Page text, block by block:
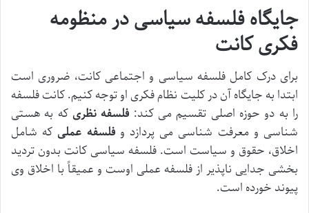
جایگاه فلسفه سیاسی در منظومه
فکری کانت
برای درک کامل فلسفه سیاسی و اجتماعی کانت، ضروری است
ابتدا به جایگاه آن در کلیت نظام فکری او توجه کنیم. کانت فلسفه
را به دو حوزه اصلی تقسیم می کند: فلسفه نظری که به هستی
شناسی و معرفت شناسی می پردازد وفلسفه عملی که شامل
اخلاق، حقوق و سیاست است. فلسفه سیاسی کانت بدون تردید
بخشی جدایی ناپذیر از فلسفه عملی اوست و عمیقاً با اخلاق وی
پیوند خورده است.